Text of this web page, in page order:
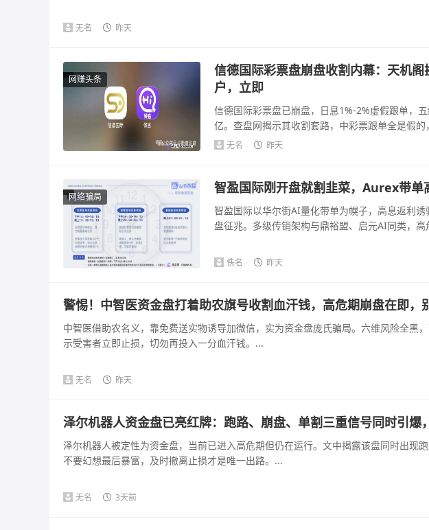
无名 昨天
网赚头条
信德国际彩票盘崩盘收割内幕：天机
户，立即
信德国际彩票盘已崩盘，日息1%-2%虚假跟单，
亿。查盘网揭示其收割套路，中彩票跟单全是假
可疑，法律风险...
无名 昨天
网络骗局
智盈国际刚开盘就割韭菜，Aurex带单
智盈国际以华尔街AI量化带单为幌子，高息返利
盘征兆。多级传销架构与鼎裕盟、启元AI同类，高
佚名 昨天
警惕！中智医资金盘打着助农旗号收割血汗钱，高危期崩盘在即，
中智医借助农名义，靠免费送实物诱导加微信，实为资金盘庞氏骗局。六维风险全黑
示受害者立即止损，切勿再投入一分血汗钱。...
无名 昨天
泽尔机器人资金盘已亮红牌：跑路、崩盘、单割三重信号同时引爆
泽尔机器人被定性为资金盘，当前已进入高危期但仍在运行。文中揭露该盘同时出现
不要幻想最后暴富，及时撤离止损才是唯一出路。...
无名 3天前